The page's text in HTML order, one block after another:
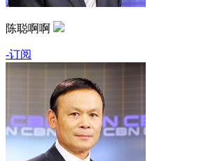
陈聪啊啊
-订阅